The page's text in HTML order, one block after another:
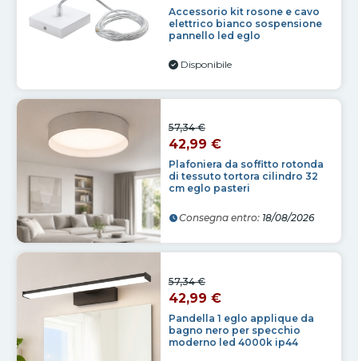
Accessorio kit rosone e cavo
elettrico bianco sospensione
pannello led eglo
Disponibile
Plafoniera da soffitto rotonda
di tessuto tortora cilindro 32
cm eglo pasteri
57,34 €
42,99 €
Consegna entro: 18/08/2026
Pandella 1 eglo applique da
bagno nero per specchio
moderno led 4000k ip44
57,34 €
42,99 €